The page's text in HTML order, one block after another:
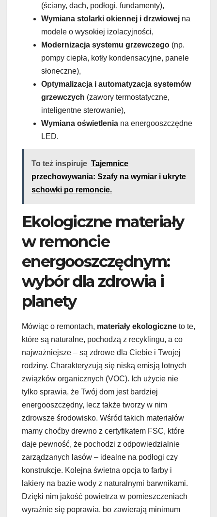
(ściany, dach, podłogi, fundamenty),
Wymiana stolarki okiennej i drzwiowej na
modele o wysokiej izolacyjności,
Modernizacja systemu grzewczego (np.
pompy ciepła, kotły kondensacyjne, panele
słoneczne),
Optymalizacja i automatyzacja systemów
grzewczych (zawory termostatyczne,
inteligentne sterowanie),
Wymiana oświetlenia na energooszczędne
LED.
To też inspiruje Tajemnice
przechowywania: Szafy na wymiar i ukryte
schowki po remoncie.
Ekologiczne materiały
w remoncie
energooszczędnym:
wybór dla zdrowia i
planety
Mówiąc o remontach, materiały ekologiczne to te,
które są naturalne, pochodzą z recyklingu, a co
najważniejsze – są zdrowe dla Ciebie i Twojej
rodziny. Charakteryzują się niską emisją lotnych
związków organicznych (VOC). Ich użycie nie
tylko sprawia, że Twój dom jest bardziej
energooszczędny, lecz także tworzy w nim
zdrowsze środowisko. Wśród takich materiałów
mamy choćby drewno z certyfikatem FSC, które
daje pewność, że pochodzi z odpowiedzialnie
zarządzanych lasów – idealne na podłogi czy
konstrukcje. Kolejna świetna opcja to farby i
lakiery na bazie wody z naturalnymi barwnikami.
Dzięki nim jakość powietrza w pomieszczeniach
wyraźnie się poprawia, bo zawierają minimum